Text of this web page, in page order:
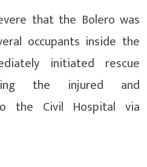
that the Bolero was
occupants inside the
initiated rescue
the injured and
the Civil Hospital via